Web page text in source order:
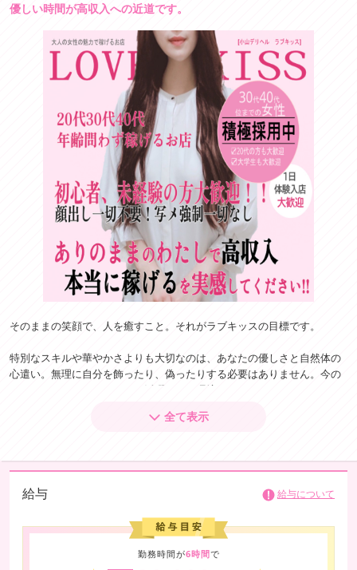
優しい時間が高収入への近道です。
そのままの笑顔で、人を癒すこと。それがラブキッスの目標です。
特別なスキルや華やかさよりも大切なのは、あなたの優しさと自然体の
心遣い。無理に自分を飾ったり、偽ったりする必要はありません。今の
あなたのままで、しっかりと活躍できる環境です。
私たちは、一人ひとりの魅力を尊重しながら、少しでも働きやすく、そ
例えば、費用無料の寮を完備しているため、「ゼロから始めたい方」や
「遠方から出稼ぎを考えている方」も、すぐに新生活をスタートしてい
ただけます。
また、出勤についても無理のないシフトで、ご自身のペースを大切にし
ながら働くことが可能です。
全て表示
給与 給与について
勤務時間が6時間で